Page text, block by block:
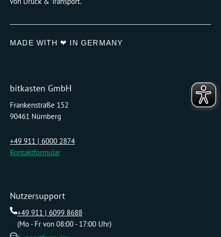
MADE WITH ❤ IN GERMANY
bitkasten GmbH
Frankenstraße 152
90461 Nürnberg
+49 911 | 6000 2874
Kontaktformular
Nutzersupport
+49 911 | 6099 8688
(Mo - Fr von 08:00 - 17:00 Uhr)